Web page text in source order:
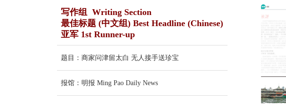
写作组 Writing Section
最佳标题 (中文组) Best Headline (Chinese)
亚军 1st Runner-up
题目：商家问津留太白 无人接手送珍宝
报馆：明报 Ming Pao Daily News